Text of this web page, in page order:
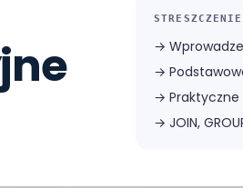
STRESZCZENIE
→
→
→Praktyczne
→JOIN,